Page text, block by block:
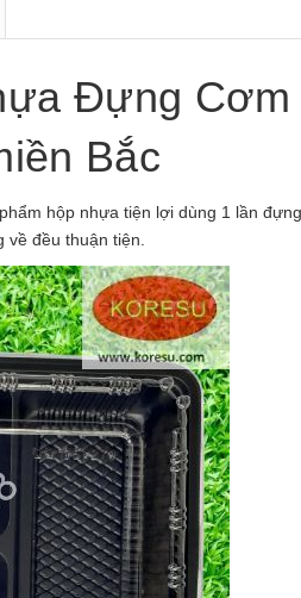
Đựng Cơm
Bắc
hộp nhựa tiện lợi dùng 1 lần
đều thuận tiện.